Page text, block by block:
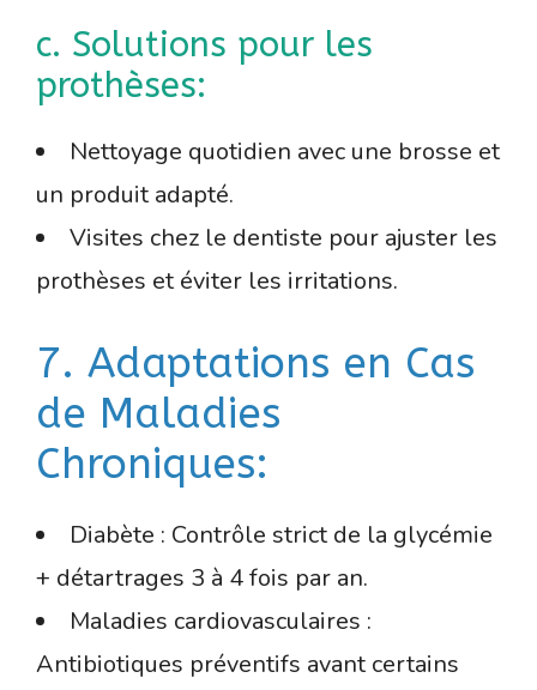
c. Solutions pour les
prothèses:
Nettoyage quotidien avec une brosse et
un produit adapté.
Visites chez le dentiste pour ajuster les
prothèses et éviter les irritations.
7. Adaptations en Cas
de Maladies
Chroniques:
Diabète : Contrôle strict de la glycémie
+ détartrages 3 à 4 fois par an.
Maladies cardiovasculaires :
Antibiotiques préventifs avant certains